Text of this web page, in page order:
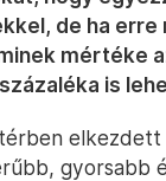
de ha erre
mértéke
is
gyorsabb